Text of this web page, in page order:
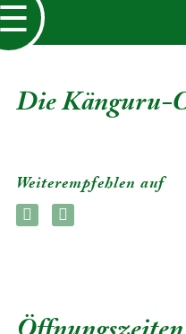
Die Känguru-
Weiterempfehlen auf